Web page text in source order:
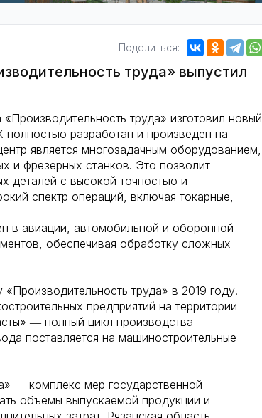
Поделиться:
труда» выпустил
труда» изготовил новый
разработан и произведён на
является многозадачным оборудованием,
и фрезерных станков. Это позволит
деталей с высокой точностью и
спектр операций, включая токарные,
в авиации, автомобильной и оборонной
обеспечивая обработку сложных
труда» в 2019 году.
предприятий на территории
― полный цикл производства
поставляется на машиностроительные
— комплекс мер государственной
объемы выпускаемой продукции и